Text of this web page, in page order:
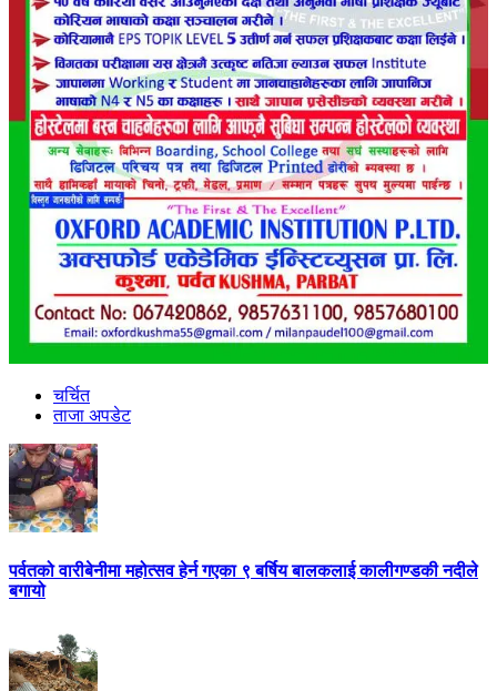
चर्चित
ताजा अपडेट
पर्वतको वारीबेनीमा महोत्सव हेर्न गएका ९ बर्षिय बालकलाई कालीगण्डकी नदीले
बगायो